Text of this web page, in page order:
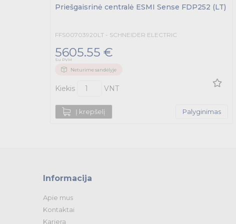
Priešgaisrinė centralė ESMI Sense FDP252 (LT)
FFS00703920LT - SCHNEIDER ELECTRIC
5605.55 €
Su PVM
Neturime sandėlyje
Kiekis VNT
Į krepšelį Palyginimas
Informacija
Apie mus
Kontaktai
Karjera